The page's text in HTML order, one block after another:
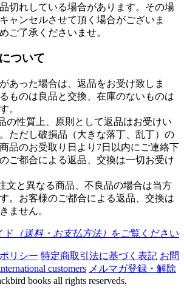
切れしている場合があります。その場
ャンセルさせて頂く場合がございま
ご了承くださいませ。
ついて
あった場合は、返品をお受け致しま
ものは良品と交換、在庫のないものは
。
の性質上、原則として返品はお受けい
ただし破損品（大きな落丁、乱丁）の
品のお受取り日より7日以内にご連絡下
ご都合による返品、交換は一切お受け
文と異なる商品、不良品の場合は当方
。お客様のご都合による返品、交換は
ません。
ド （送料・お支払方法） をご覧ください
リシー 特定商取引法に基づく表記 お問
customers メルマガ登録・解除
books all rights reserveds.